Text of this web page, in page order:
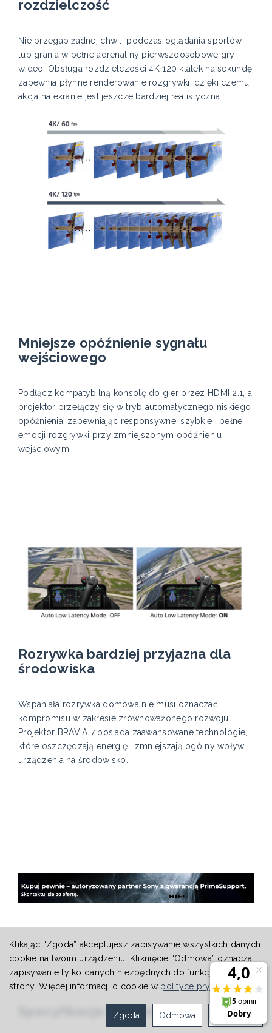
rozdzielczość
Nie przegap żadnej chwili podczas oglądania sportów
lub grania w pełne adrenaliny pierwszoosobowe gry
wideo. Obsługa rozdzielczości 4K 120 klatek na sekundę
zapewnia płynne renderowanie rozgrywki, dzięki czemu
akcja na ekranie jest jeszcze bardziej realistyczna.
Mniejsze opóźnienie sygnału
wejściowego
Podłącz kompatybilną konsolę do gier przez HDMI 2.1, a
projektor przełączy się w tryb automatycznego niskiego
opóźnienia, zapewniając responsywne, szybkie i pełne
emocji rozgrywki przy zmniejszonym opóźnieniu
wejściowym.
Rozrywka bardziej przyjazna dla
środowiska
Wspaniała rozrywka domowa nie musi oznaczać
kompromisu w zakresie zrównoważonego rozwoju.
Projektor BRAVIA 7 posiada zaawansowane technologie,
które oszczędzają energię i zmniejszają ogólny wpływ
urządzenia na środowisko.
Specyfikacja techniczna
Klikając “Zgoda” akceptujesz zapisywanie wszystkich danych
cookie na twoim urządzeniu. Kliknięcie “Odmowa” oznacza
zapisywanie tylko danych niezbędnych do funkcjonowania
strony. Więcej informacji o cookie w polityce prywatności.
Ustawienia
Odmowa
Zgoda